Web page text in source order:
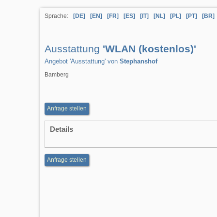
Sprache: [DE] [EN] [FR] [ES] [IT] [NL] [PL] [PT] [BR]
Ausstattung 'WLAN (kostenlos)'
Angebot 'Ausstattung' von Stephanshof
Bamberg
Anfrage stellen
Details
Anfrage stellen